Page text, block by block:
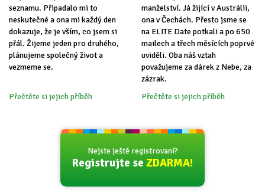
seznamu. Připadalo mi to
neskutečné a ona mi každý den
dokazuje, že je vším, co jsem si
přál. Žijeme jeden pro druhého,
plánujeme společný život a
vezmeme se.
Přečtěte si jejich příběh
manželství. Já žijící v Austrálii,
ona v Čechách. Přesto jsme se
na ELITE Date potkali a po 650
mailech a třech měsících poprvé
uviděli. Oba náš vztah
považujeme za dárek z Nebe, za
zázrak.
Přečtěte si jejich příběh
Nejste ještě registrovaní?
Registrujte se ZDARMA!